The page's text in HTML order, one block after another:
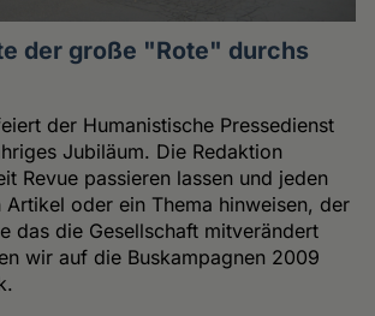
der große "Rote" durchs
der Humanistische Pressedienst
Jubiläum. Die Redaktion
Revue passieren lassen und jeden
Artikel oder ein Thema hinweisen, der
das die Gesellschaft mitverändert
wir auf die Buskampagnen 2009